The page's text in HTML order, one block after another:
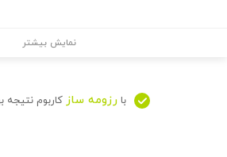
نمایش بیشتر
با رزومه ساز کاربوم نتیجه